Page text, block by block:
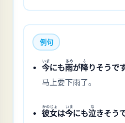
例句
今
いま
にも雨
あめ
が降
ふ
りそうで
马上要下雨了。
彼女
かのじょ
は今
いま
にも泣
な
きそう